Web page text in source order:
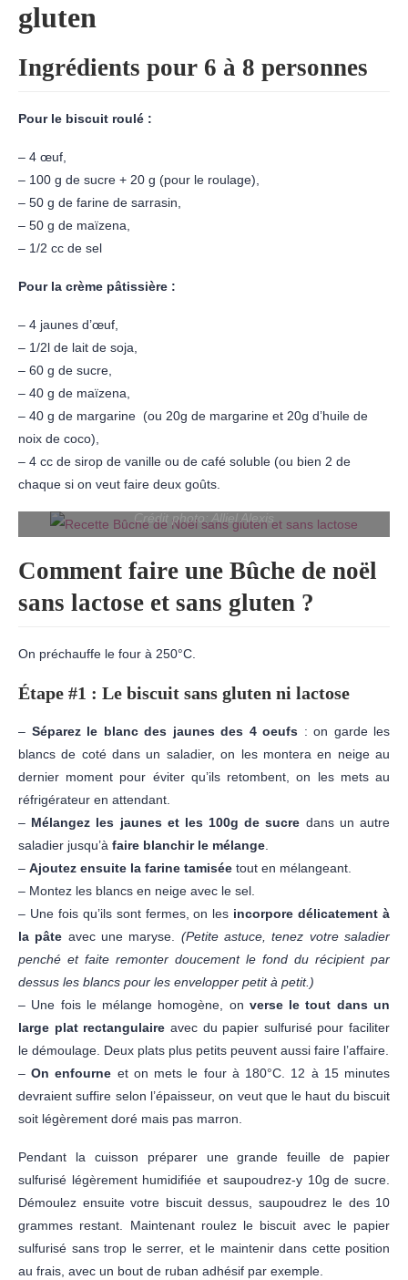
gluten
Ingrédients pour 6 à 8 personnes
Pour le biscuit roulé :
– 4 œuf,
– 100 g de sucre + 20 g (pour le roulage),
– 50 g de farine de sarrasin,
– 50 g de maïzena,
– 1/2 cc de sel
Pour la crème pâtissière :
– 4 jaunes d’œuf,
– 1/2l de lait de soja,
– 60 g de sucre,
– 40 g de maïzena,
– 40 g de margarine (ou 20g de margarine et 20g d’huile de
noix de coco),
– 4 cc de sirop de vanille ou de café soluble (ou bien 2 de
chaque si on veut faire deux goûts.
Crédit photo: Alliel Alexis
Comment faire une Bûche de noël
sans lactose et sans gluten ?
On préchauffe le four à 250°C.
Étape #1 : Le biscuit sans gluten ni lactose
– Séparez le blanc des jaunes des 4 oeufs : on garde les
blancs de coté dans un saladier, on les montera en neige au
dernier moment pour éviter qu’ils retombent, on les mets au
réfrigérateur en attendant.
– Mélangez les jaunes et les 100g de sucre dans un autre
saladier jusqu’à faire blanchir le mélange.
– Ajoutez ensuite la farine tamisée tout en mélangeant.
– Montez les blancs en neige avec le sel.
– Une fois qu’ils sont fermes, on les incorpore délicatement à
la pâte avec une maryse. (Petite astuce, tenez votre saladier
penché et faite remonter doucement le fond du récipient par
dessus les blancs pour les envelopper petit à petit.)
– Une fois le mélange homogène, on verse le tout dans un
large plat rectangulaire avec du papier sulfurisé pour faciliter
le démoulage. Deux plats plus petits peuvent aussi faire l’affaire.
–On enfourne et on mets le four à 180°C. 12 à 15 minutes
devraient suffire selon l’épaisseur, on veut que le haut du biscuit
soit légèrement doré mais pas marron.
Pendant la cuisson préparer une grande feuille de papier
sulfurisé légèrement humidifiée et saupoudrez-y 10g de sucre.
Démoulez ensuite votre biscuit dessus, saupoudrez le des 10
grammes restant. Maintenant roulez le biscuit avec le papier
sulfurisé sans trop le serrer, et le maintenir dans cette position
au frais, avec un bout de ruban adhésif par exemple.